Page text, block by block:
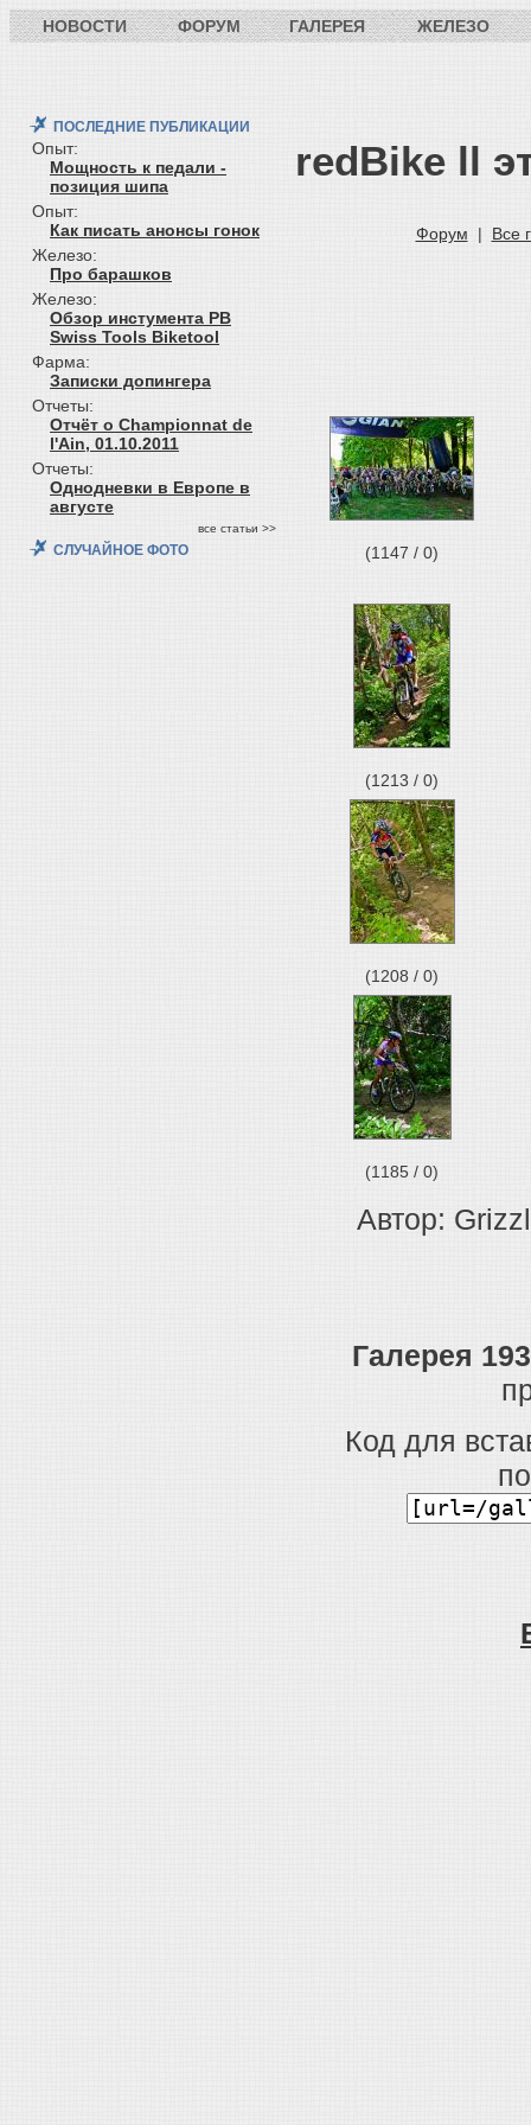
НОВОСТИ ФОРУМ ГАЛЕРЕЯ ЖЕЛЕЗО
ПОСЛЕДНИЕ ПУБЛИКАЦИИ
Опыт:
Мощность к педали -
позиция шипа
Опыт:
Как писать анонсы гонок
Железо:
Про барашков
Железо:
Обзор инстумента PB
Swiss Tools Biketool
Фарма:
Записки допингера
Отчеты:
Отчёт о Championnat de
l'Ain, 01.10.2011
Отчеты:
Однодневки в Европе в
августе
все статьи >>
СЛУЧАЙНОЕ ФОТО
redBike ll
Форум | Все
(1147 / 0)
(1213 / 0)
(1208 / 0)
(1185 / 0)
Автор:
Галерея
Код для